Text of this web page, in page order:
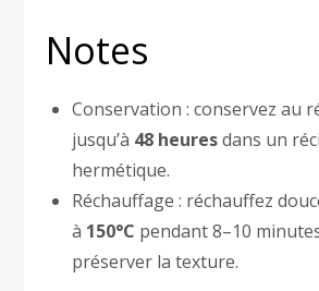
Notes
Conservation : conservez au
jusqu’à 48 heuresdans un
hermétique.
Réchauffage : réchauffez
à 150°C pendant 8–10
préserver la texture.